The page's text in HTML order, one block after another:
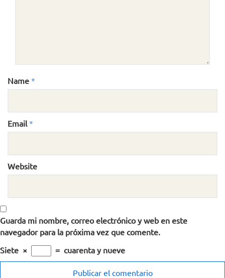
Name *
Email *
Website
Guarda mi nombre, correo electrónico y web en este
navegador para la próxima vez que comente.
Siete × = cuarenta y nueve